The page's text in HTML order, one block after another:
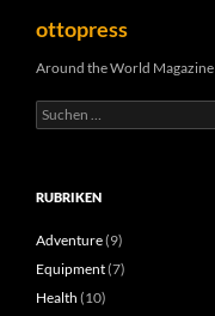
Zum
Inhalt
springen
ottopress
Around the World Magazine
Suchen
nach:
RUBRIKEN
Adventure(9)
Equipment(7)
Health (10)